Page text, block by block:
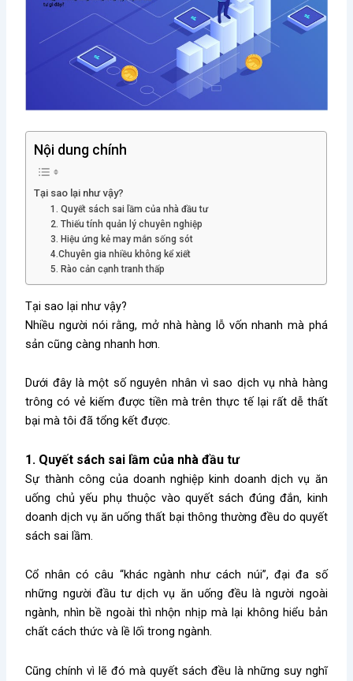
Nội dung chính
Tại sao lại như vậy?
1. Quyết sách sai lầm của nhà đầu tư
2. Thiếu tính quản lý chuyên nghiệp
3. Hiệu ứng kẻ may mắn sống sót
4.Chuyên gia nhiều không kể xiết
5. Rào cản cạnh tranh thấp
Tại sao lại như vậy?
Nhiều người nói rằng, mở nhà hàng lỗ vốn nhanh mà phá
sản cũng càng nhanh hơn.
Dưới đây là một số nguyên nhân vì sao dịch vụ nhà hàng
trông có vẻ kiếm được tiền mà trên thực tế lại rất dễ thất
bại mà tôi đã tổng kết được.
1. Quyết sách sai lầm của nhà đầu tư
Sự thành công của doanh nghiệp kinh doanh dịch vụ ăn
uống chủ yếu phụ thuộc vào quyết sách đúng đắn, kinh
doanh dịch vụ ăn uống thất bại thông thường đều do quyết
sách sai lầm.
Cổ nhân có câu “khác ngành như cách núi”, đại đa số
những người đầu tư dịch vụ ăn uống đều là người ngoài
ngành, nhìn bề ngoài thì nhộn nhịp mà lại không hiểu bản
chất cách thức và lề lối trong ngành.
Cũng chính vì lẽ đó mà quyết sách đều là những suy nghĩ